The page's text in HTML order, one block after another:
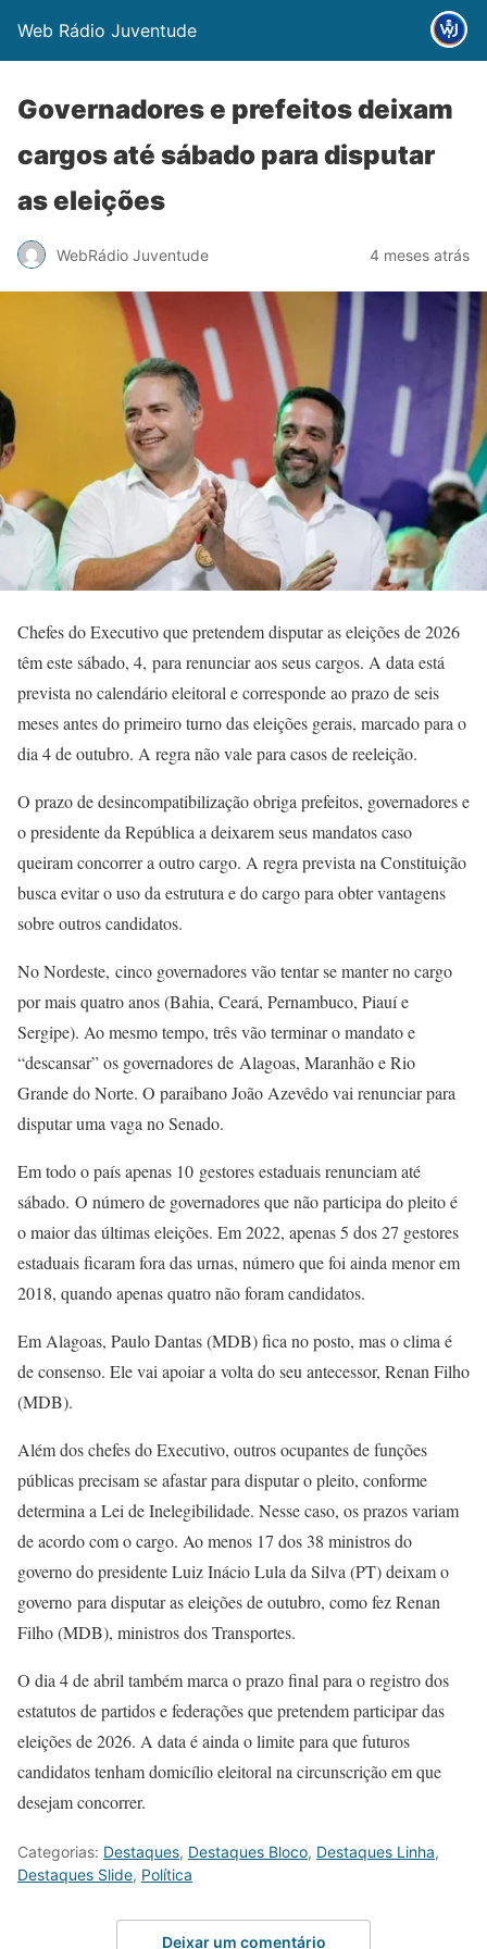
Web Rádio Juventude
Governadores e prefeitos deixam
cargos até sábado para disputar
as eleições
WebRádio Juventude 4 meses atrás
Chefes do Executivo que pretendem disputar as eleições de 2026
têm este sábado, 4, para renunciar aos seus cargos. A data está
prevista no calendário eleitoral e corresponde ao prazo de seis
meses antes do primeiro turno das eleições gerais, marcado para o
dia 4 de outubro. A regra não vale para casos de reeleição.
O prazo de desincompatibilização obriga prefeitos, governadores e
o presidente da República a deixarem seus mandatos caso
queiram concorrer a outro cargo. A regra prevista na Constituição
busca evitar o uso da estrutura e do cargo para obter vantagens
sobre outros candidatos.
No Nordeste, cinco governadores vão tentar se manter no cargo
por mais quatro anos (Bahia, Ceará, Pernambuco, Piauí e
Sergipe). Ao mesmo tempo, três vão terminar o mandato e
“descansar” os governadores de Alagoas, Maranhão e Rio
Grande do Norte. O paraibano João Azevêdo vai renunciar para
disputar uma vaga no Senado.
Em todo o país apenas 10 gestores estaduais renunciam até
sábado. O número de governadores que não participa do pleito é
o maior das últimas eleições. Em 2022, apenas 5 dos 27 gestores
estaduais ficaram fora das urnas, número que foi ainda menor em
2018, quando apenas quatro não foram candidatos.
Em Alagoas, Paulo Dantas (MDB) fica no posto, mas o clima é
de consenso. Ele vai apoiar a volta do seu antecessor, Renan Filho
(MDB).
Além dos chefes do Executivo, outros ocupantes de funções
públicas precisam se afastar para disputar o pleito, conforme
determina a Lei de Inelegibilidade. Nesse caso, os prazos variam
de acordo com o cargo. Ao menos 17 dos 38 ministros do
governo do presidente Luiz Inácio Lula da Silva (PT) deixam o
governo para disputar as eleições de outubro, como fez Renan
Filho (MDB), ministros dos Transportes.
O dia 4 de abril também marca o prazo final para o registro dos
estatutos de partidos e federações que pretendem participar das
eleições de 2026. A data é ainda o limite para que futuros
candidatos tenham domicílio eleitoral na circunscrição em que
desejam concorrer.
Categorias: Destaques, Destaques Bloco, Destaques Linha,
Destaques Slide, Política
Deixar um comentário